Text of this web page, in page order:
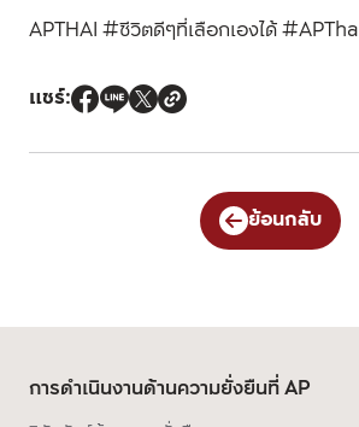
APTHAI #ชีวิตดีๆที่เลือกเองได้
แชร์:
ย้อนกลับ
การดำเนินงานด้านความยั่งยืนที่ AP